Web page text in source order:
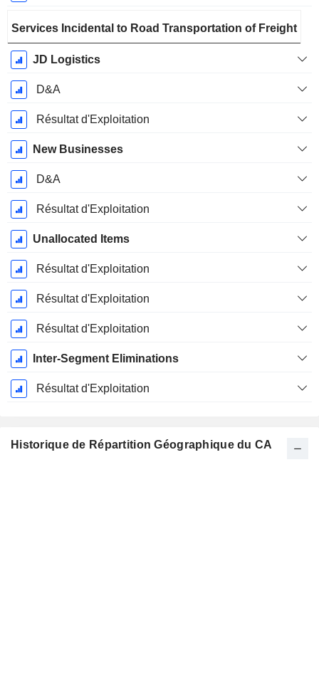
Services Incidental to Road Transportation of Freight
JD Logistics
D&A
Résultat d'Exploitation
New Businesses
D&A
Résultat d'Exploitation
Unallocated Items
Résultat d'Exploitation
Résultat d'Exploitation
Résultat d'Exploitation
Inter-Segment Eliminations
Résultat d'Exploitation
Historique de Répartition Géographique du CA